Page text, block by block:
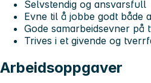
Selvstendig og ansvarsfull
Evne til å jobbe godt både
Gode samarbeidsevner på
Trives i et givende og
Arbeidsoppgaver